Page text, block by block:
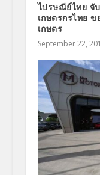
ไปรษณีย์ไทย จั
เกษตรกรไทย
เกษตร
September 22,